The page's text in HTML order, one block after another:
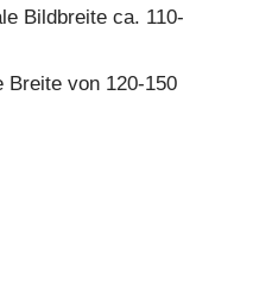
Bildbreite ca. 110-
Breite von 120-150